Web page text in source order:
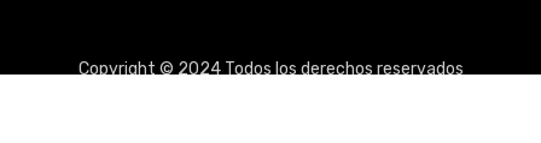
Copyright © 2024 Todos los derechos reservados